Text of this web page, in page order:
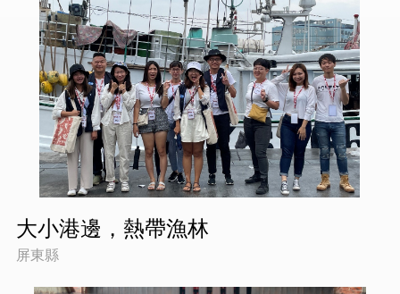
大小港邊，熱帶漁林
屏東縣